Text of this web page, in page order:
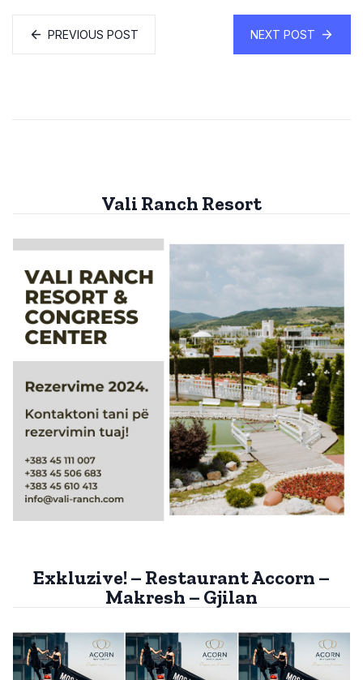
PREVIOUS POST NEXT POST
Vali Ranch Resort
Exkluzive! – Restaurant Accorn –
Makresh – Gjilan